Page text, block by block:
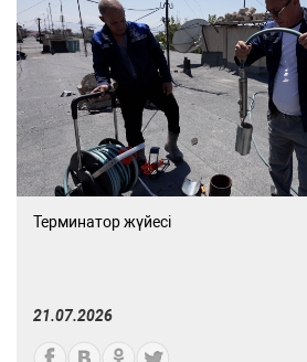
Терминатор жүйесі
21.07.2026